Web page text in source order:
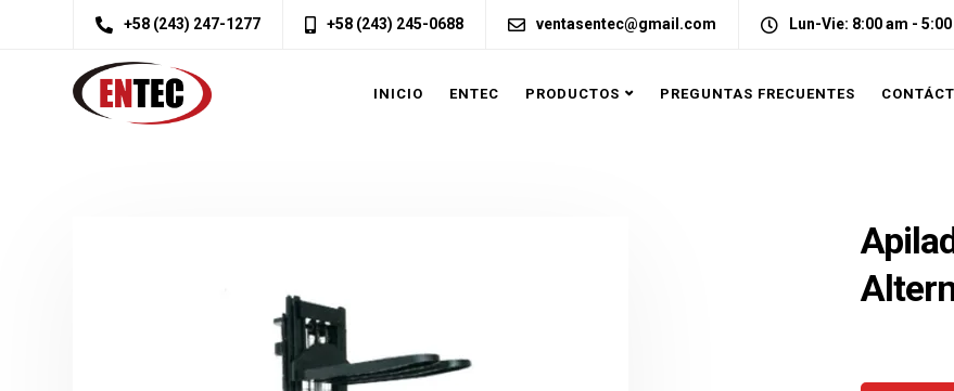
+58 (243) 247-1277 +58 (243) 245-0688 ventasentec@gmail.com Lun-Vie: 8:00 am -
INICIO ENTEC PRODUCTOS PREGUNTAS FRECUENTES